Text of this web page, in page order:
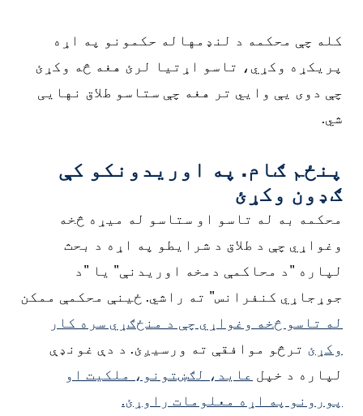
کله چې محکمه د لنډمهاله حکمونو په اړه
پریکړه وکړي، تاسو اړتیا لرئ هغه څه وکړئ
چې دوی یې وايي تر هغه چې ستاسو طلاق نهایی
شي.
پنځم ګام. په اوریدونکو کې
ګډون وکړئ
محکمه به له تاسو او ستاسو له میړه څخه
وغواړي چې د طلاق د شرایطو په اړه د بحث
لپاره "د محاکمې دمخه اوریدنې" یا "د
جوړجاړي کنفرانس" ته راشي. ځینې محکمې ممکن
له تاسو څخه وغواړي چې د منځګړي سره کار
وکړئ ترڅو موافقې ته ورسیږئ. د دې غونډې
لپاره د خپل عاید، لګښتونو، ملکیت او
پورونو په اړه معلومات راوړئ.